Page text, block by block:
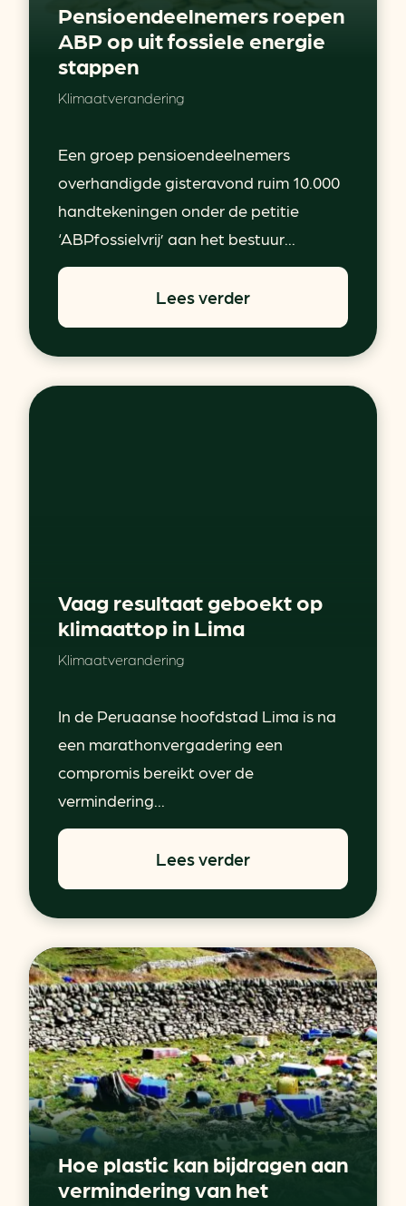
Pensioendeelnemers roepen
ABP op uit fossiele energie
stappen
Klimaatverandering
Een groep pensioendeelnemers
overhandigde gisteravond ruim 10.000
handtekeningen onder de petitie
‘ABPfossielvrij’ aan het bestuur...
Lees verder
Vaag resultaat geboekt op
klimaattop in Lima
Klimaatverandering
In de Peruaanse hoofdstad Lima is na
een marathonvergadering een
compromis bereikt over de
vermindering...
Lees verder
Hoe plastic kan bijdragen aan
vermindering van het